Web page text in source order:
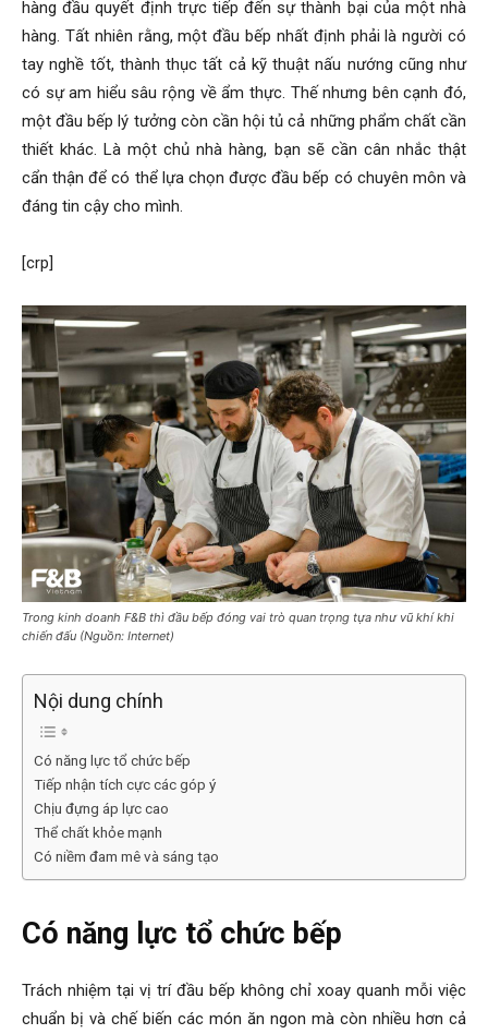
hàng đầu quyết định trực tiếp đến sự thành bại của một nhà
hàng. Tất nhiên rằng, một đầu bếp nhất định phải là người có
tay nghề tốt, thành thục tất cả kỹ thuật nấu nướng cũng như
có sự am hiểu sâu rộng về ẩm thực. Thế nhưng bên cạnh đó,
một đầu bếp lý tưởng còn cần hội tủ cả những phẩm chất cần
thiết khác. Là một chủ nhà hàng, bạn sẽ cần cân nhắc thật
cẩn thận để có thể lựa chọn được đầu bếp có chuyên môn và
đáng tin cậy cho mình.
[crp]
Trong kinh doanh F&B thì đầu bếp đóng vai trò quan trọng tựa như vũ khí khi
chiến đấu (Nguồn: Internet)
Nội dung chính
Có năng lực tổ chức bếp
Tiếp nhận tích cực các góp ý
Chịu đựng áp lực cao
Thể chất khỏe mạnh
Có niềm đam mê và sáng tạo
Có năng lực tổ chức bếp
Trách nhiệm tại vị trí đầu bếp không chỉ xoay quanh mỗi việc
chuẩn bị và chế biến các món ăn ngon mà còn nhiều hơn cả